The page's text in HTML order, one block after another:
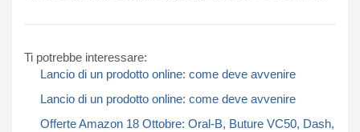
Ti potrebbe interessare:
Lancio di un prodotto online: come deve avvenire
Lancio di un prodotto online: come deve avvenire
Offerte Amazon 18 Ottobre: Oral-B, Buture VC50, Dash,